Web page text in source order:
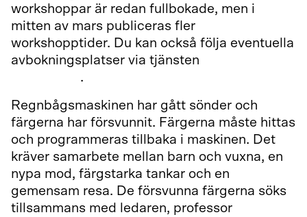
workshoppar är redan fullbokade, men i
mitten av mars publiceras fler
workshopptider. Du kan också följa eventuella
avbokningsplatser via tjänsten
.
Regnbågsmaskinen har gått sönder och
färgerna har försvunnit. Färgerna måste hittas
och programmeras tillbaka i maskinen. Det
kräver samarbete mellan barn och vuxna, en
nypa mod, färgstarka tankar och en
gemensam resa. De försvunna färgerna söks
tillsammans med ledaren, professor